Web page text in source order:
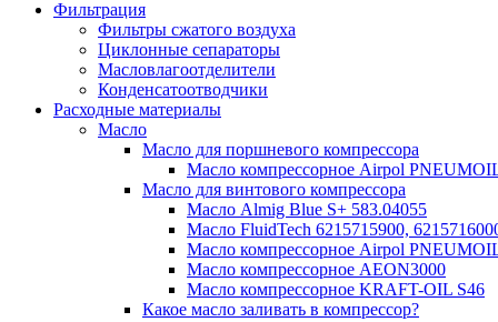
Фильтрация
Фильтры сжатого воздуха
Циклонные сепараторы
Масловлагоотделители
Конденсатоотводчики
Расходные материалы
Масло
Масло для поршневого компрессора
Масло компрессорное Airpol
Масло для винтового компрессора
Масло Almig Blue S+ 583.04055
Масло FluidTech 6215715900,
Масло компрессорное Airpol
Масло компрессорное AEON3000
Масло компрессорное KRAFT-OIL S46
Какое масло заливать в компрессор?